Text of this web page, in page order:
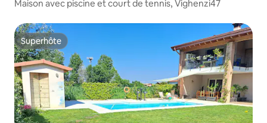
Maison avec piscine et court de tennis, Vighenzi47
Superhôte
Superhôte